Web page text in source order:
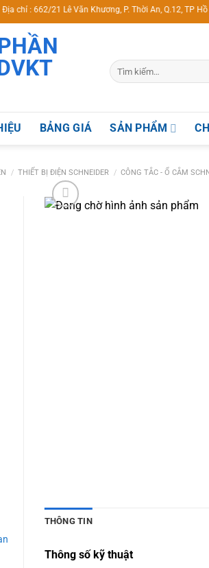
: 662/21 Lê Văn Khương, P. Thời An, Q.12, TP Hồ Chí
BẢNG GIÁ SẢN PHẨM
/ THIẾT BỊ ĐIỆN SCHNEIDER / CÔNG TẮC - Ổ CẮM
THÔNG TIN
Thông số kỹ thuật